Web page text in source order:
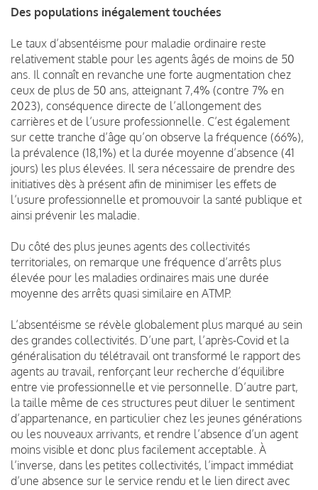
Des populations inégalement touchées
Le taux d’absentéisme pour maladie ordinaire reste
relativement stable pour les agents âgés de moins de 50
ans. Il connaît en revanche une forte augmentation chez
ceux de plus de 50 ans, atteignant 7,4% (contre 7% en
2023), conséquence directe de l’allongement des
carrières et de l’usure professionnelle. C’est également
sur cette tranche d’âge qu’on observe la fréquence (66%),
la prévalence (18,1%) et la durée moyenne d’absence (41
jours) les plus élevées. Il sera nécessaire de prendre des
initiatives dès à présent afin de minimiser les effets de
l’usure professionnelle et promouvoir la santé publique et
ainsi prévenir les maladie.
Du côté des plus jeunes agents des collectivités
territoriales, on remarque une fréquence d’arrêts plus
élevée pour les maladies ordinaires mais une durée
moyenne des arrêts quasi similaire en ATMP.
L’absentéisme se révèle globalement plus marqué au sein
des grandes collectivités. D’une part, l’après-Covid et la
généralisation du télétravail ont transformé le rapport des
agents au travail, renforçant leur recherche d’équilibre
entre vie professionnelle et vie personnelle. D’autre part,
la taille même de ces structures peut diluer le sentiment
d’appartenance, en particulier chez les jeunes générations
ou les nouveaux arrivants, et rendre l’absence d’un agent
moins visible et donc plus facilement acceptable. À
l’inverse, dans les petites collectivités, l’impact immédiat
d’une absence sur le service rendu et le lien direct avec